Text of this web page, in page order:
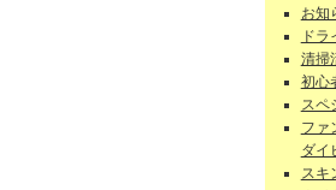
お知
ド
清掃
初心
スペ
ファ
ダイ
スキ